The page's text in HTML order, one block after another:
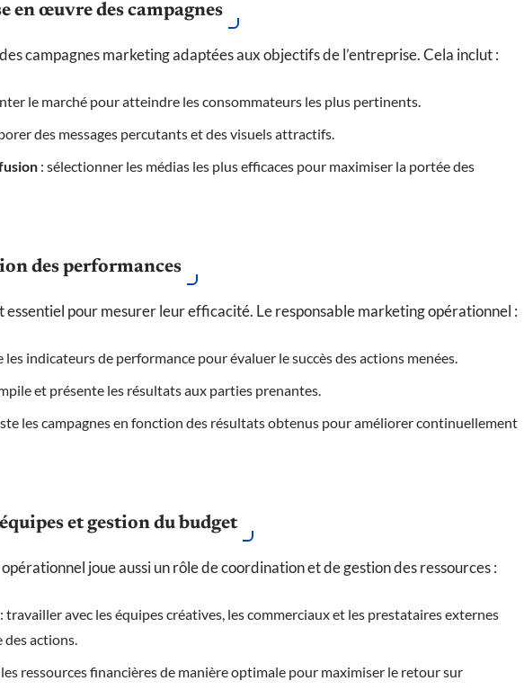
en œuvre des campagnes
campagnes marketing adaptées aux objectifs de l’entreprise. Cela inclut :
le marché pour atteindre les consommateurs les plus pertinents.
des messages percutants et des visuels attractifs.
: sélectionner les médias les plus efficaces pour maximiser la portée des
des performances
essentiel pour mesurer leur efficacité. Le responsable marketing opérationnel :
les indicateurs de performance pour évaluer le succès des actions menées.
et présente les résultats aux parties prenantes.
les campagnes en fonction des résultats obtenus pour améliorer continuellement
et gestion du budget
joue aussi un rôle de coordination et de gestion des ressources :
: travailler avec les équipes créatives, les commerciaux et les prestataires externes
actions.
ressources financières de manière optimale pour maximiser le retour sur